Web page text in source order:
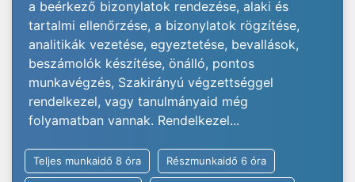
a beérkező bizonylatok rendezése, alaki és
tartalmi ellenőrzése, a bizonylatok rögzítése,
analitikák vezetése, egyeztetése, bevallások,
beszámolók készítése, önálló, pontos
munkavégzés, Szakirányú végzettséggel
rendelkezel, vagy tanulmányaid még
folyamatban vannak. Rendelkezel...
Teljes munkaidő 8 óra Részmunkaidő 6 óra